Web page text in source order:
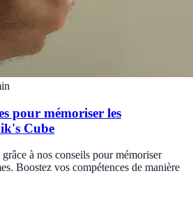
pour mémoriser les
Cube
à nos conseils pour mémoriser
Boostez vos compétences de manière